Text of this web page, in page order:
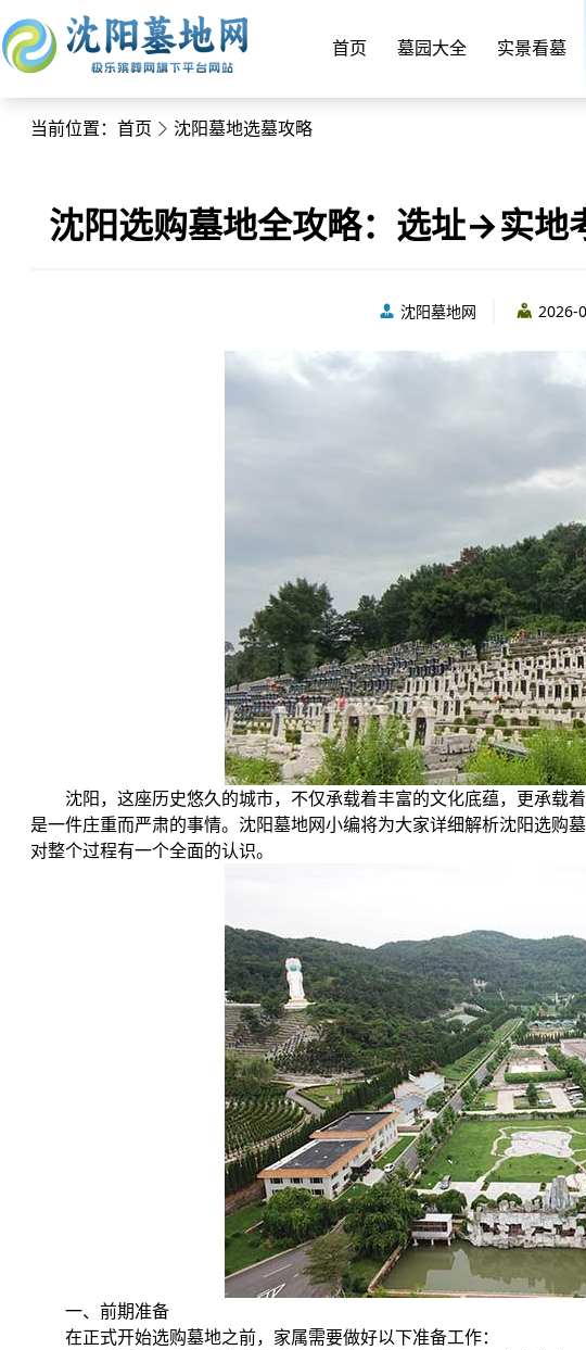
首页 墓园大全 实景看墓
当前位置： 首页 沈阳墓地选墓攻略
沈阳选购墓地全攻略：选址→实
沈阳墓地网 2026-
沈阳，这座历史悠久的城市，不仅承载着丰富的文化底蕴，更承载
是一件庄重而严肃的事情。沈阳墓地网小编将为大家详细解析沈阳选购
对整个过程有一个全面的认识。
一、前期准备
在正式开始选购墓地之前，家属需要做好以下准备工作：